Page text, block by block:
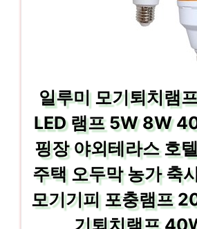
일루미 모기퇴치램
LED 램프 5W 8W
핑장 야외테라스 호
주택 오두막 농가 축
모기기피 포충램프
기퇴치램프